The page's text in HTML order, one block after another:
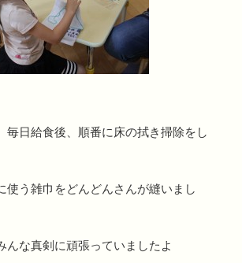
毎日給食後、順番に床の拭き掃除をし
使う雑巾をどんどんさんが縫いまし
んな真剣に頑張っていましたよ